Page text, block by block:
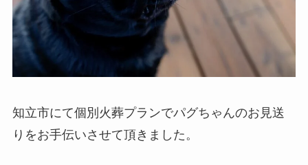
知立市にて個別火葬プランでパグちゃんのお見送
りをお手伝いさせて頂きました。